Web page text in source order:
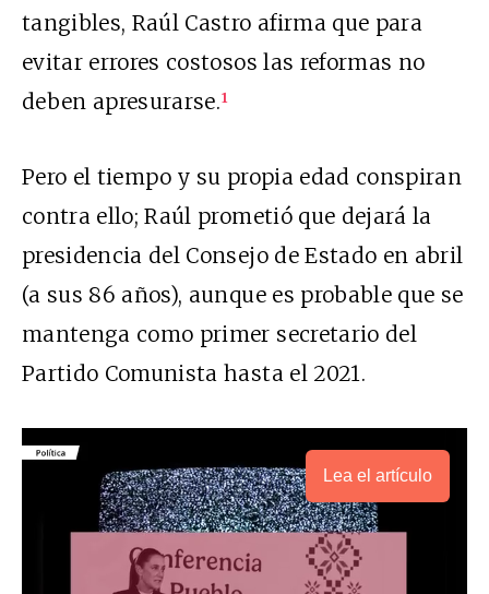
tangibles, Raúl Castro afirma que para
evitar errores costosos las reformas no
deben apresurarse.1
Pero el tiempo y su propia edad conspiran
contra ello; Raúl prometió que dejará la
presidencia del Consejo de Estado en abril
(a sus 86 años), aunque es probable que se
mantenga como primer secretario del
Partido Comunista hasta el 2021.
Lea el artículo